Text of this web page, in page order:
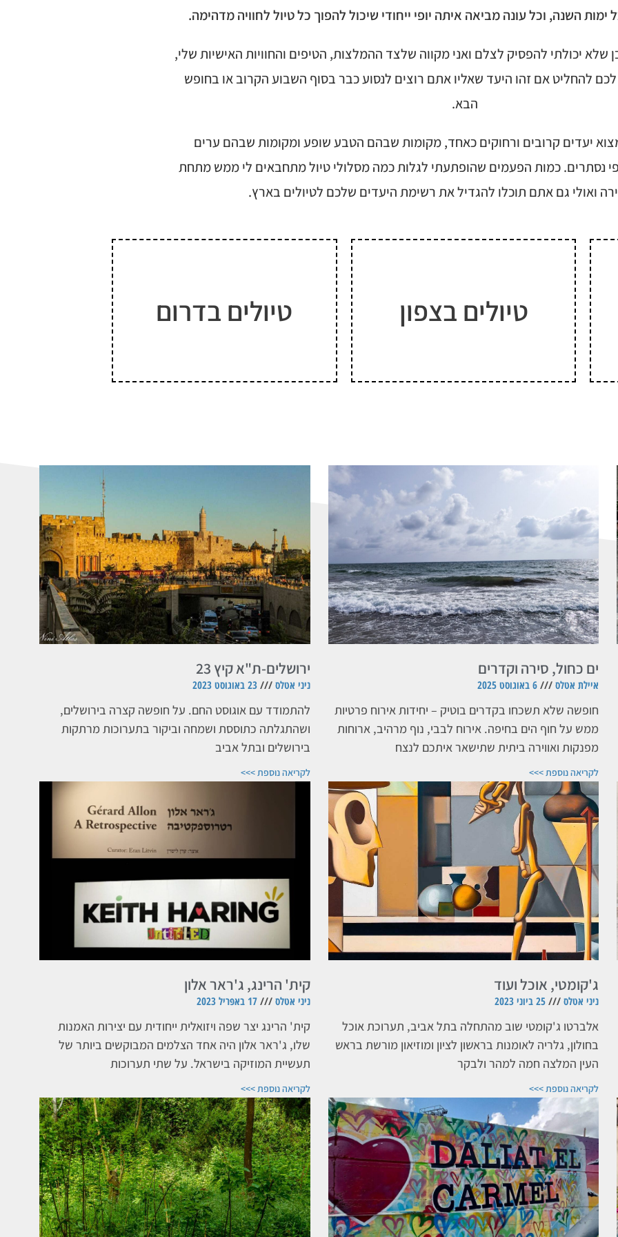
השנה, וכל עונה מביאה איתה יופי ייחודי שיכול להפוך כל טיול לחוויה מדהימה.
שלא יכולתי להפסיק לצלם ואני מקווה שלצד ההמלצות, הטיפים והחוויות האישיות שלי,
לכם להחליט אם זהו היעד שאליו אתם רוצים לנסוע כבר בסוף השבוע הקרוב או בחופש
הבא.
יעדים קרובים ורחוקים כאחד, מקומות שבהם הטבע שופע ומקומות שבהם ערים
נסתרים. כמות הפעמים שהופתעתי לגלות כמה מסלולי טיול מתחבאים לי ממש מתחת
ואולי גם אתם תוכלו להגדיל את רשימת היעדים שלכם לטיולים בארץ.
טיולים בצפון טיולים בדרום
ים כחול, סירה וקדרים
איילת אטלס 6 באוגוסט 2025
חופשה שלא תשכחו בקדרים בוטיק – יחידות אירוח פרטיות
ממש על חוף הים בחיפה. אירוח לבבי, נוף מרהיב, ארוחות
מפנקות ואווירה ביתית שתישאר איתכם לנצח
לקריאה נוספת >>>
ירושלים-ת"א קיץ 23
ניני אטלס 23 באוגוסט 2023
להתמודד עם אוגוסט החם. על חופשה קצרה בירושלים,
ושהתגלתה כתוססת ושמחה וביקור בתערוכות מרתקות
בירושלים ובתל אביב
לקריאה נוספת >>>
ג'קומטי, אוכל ועוד
ניני אטלס 25 ביוני 2023
אלברטו ג'קומטי שוב מהתחלה בתל אביב, תערוכת אוכל
בחולון, גלריה לאומנות בראשון לציון ומוזיאון מורשת בראש
העין המלצה חמה למהר ולבקר
לקריאה נוספת >>>
קית' הרינג, ג'ראר אלון
ניני אטלס 17 באפריל 2023
קית' הרינג יצר שפה ויזואלית ייחודית עם יצירות האמנות
שלו, ג'ראר אלון היה אחד הצלמים המבוקשים ביותר של
תעשיית המוזיקה בישראל. על שתי תערוכות
לקריאה נוספת >>>